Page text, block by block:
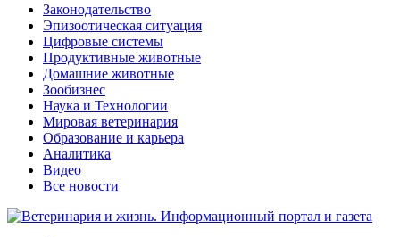
Законодательство
Эпизоотическая ситуация
Цифровые системы
Продуктивные животные
Домашние животные
Зообизнес
Наука и Технологии
Мировая ветеринария
Образование и карьера
Аналитика
Видео
Все новости